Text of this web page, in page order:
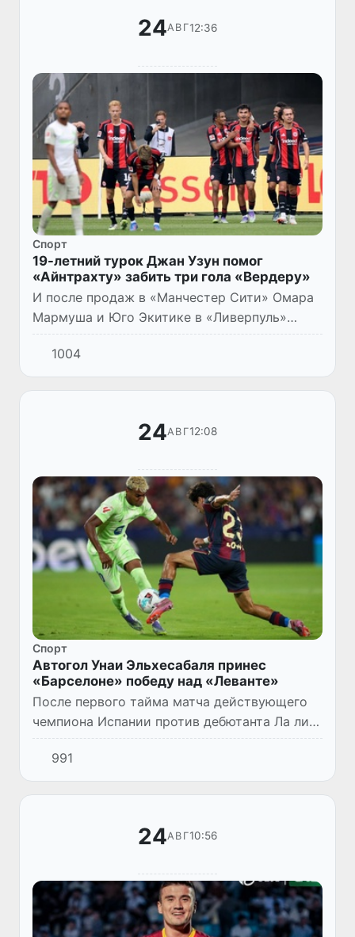
24АВГ12:36
Спорт
19-летний турок Джан Узун помог
«Айнтрахту» забить три гола «Вердеру»
И после продаж в «Манчестер Сити» Омара
Мармуша и Юго Экитике в «Ливерпуль»
команда из Франкфурта-на-Майне сохраняет
атакующие традиции, обыграв бременский
«Вердер» (4:1). Причем в...
1004
24АВГ12:08
Спорт
Автогол Унаи Эльхесабаля принес
«Барселоне» победу над «Леванте»
После первого тайма матча действующего
чемпиона Испании против дебютанта Ла лиги
«Леванте» появился намек на сенсацию.
Команда Ханас-Дитера Флика горела с
разницей в два мяча. Одна...
991
24АВГ10:56